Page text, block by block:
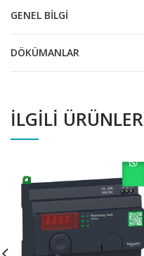
GENEL BILGI
DÖKÜMANLAR
İLGILI ÜRÜNLER